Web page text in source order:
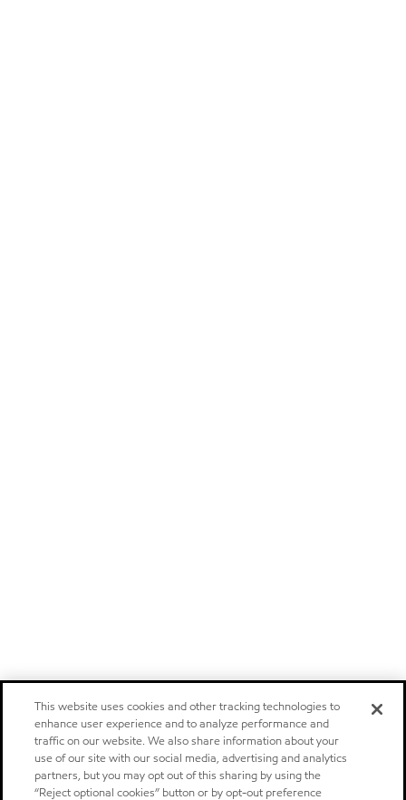
This website uses cookies and other tracking technologies to
enhance user experience and to analyze performance and
traffic on our website. We also share information about your
use of our site with our social media, advertising and analytics
partners, but you may opt out of this sharing by using the
“Reject optional cookies” button or by opt-out preference